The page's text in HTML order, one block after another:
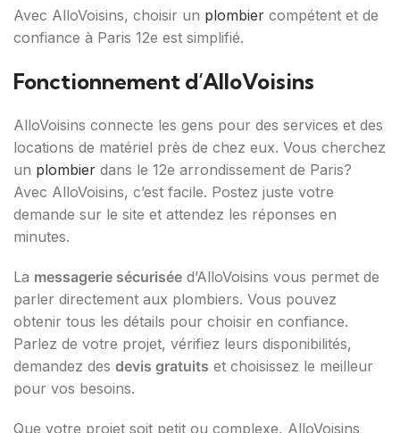
Avec AlloVoisins, choisir un plombier compétent et de
confiance à Paris 12e est simplifié.
Fonctionnement d’AlloVoisins
AlloVoisins connecte les gens pour des services et des
locations de matériel près de chez eux. Vous cherchez
un plombier dans le 12e arrondissement de Paris?
Avec AlloVoisins, c’est facile. Postez juste votre
demande sur le site et attendez les réponses en
minutes.
La messagerie sécurisée d’AlloVoisins vous permet de
parler directement aux plombiers. Vous pouvez
obtenir tous les détails pour choisir en confiance.
Parlez de votre projet, vérifiez leurs disponibilités,
demandez des devis gratuits et choisissez le meilleur
pour vos besoins.
Que votre projet soit petit ou complexe, AlloVoisins